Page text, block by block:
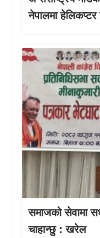
नेपालमा हेलिकप्टर
समाजको सेवामा
चाहान्छु : खरेल